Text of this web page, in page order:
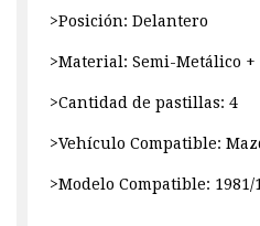
>Posición: Delantero
>Material: Semi-Metálico +
>Cantidad de pastillas: 4
>Vehículo Compatible:
>Modelo Compatible: 1981/